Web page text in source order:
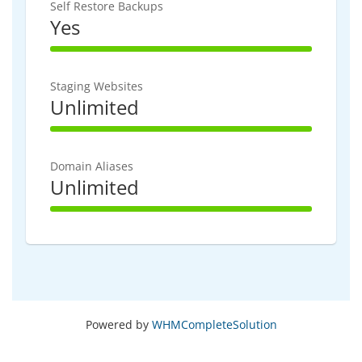
Self Restore Backups
Yes
100% Complete
Staging Websites
Unlimited
100% Complete
Domain Aliases
Unlimited
100% Complete
Powered by WHMCompleteSolution